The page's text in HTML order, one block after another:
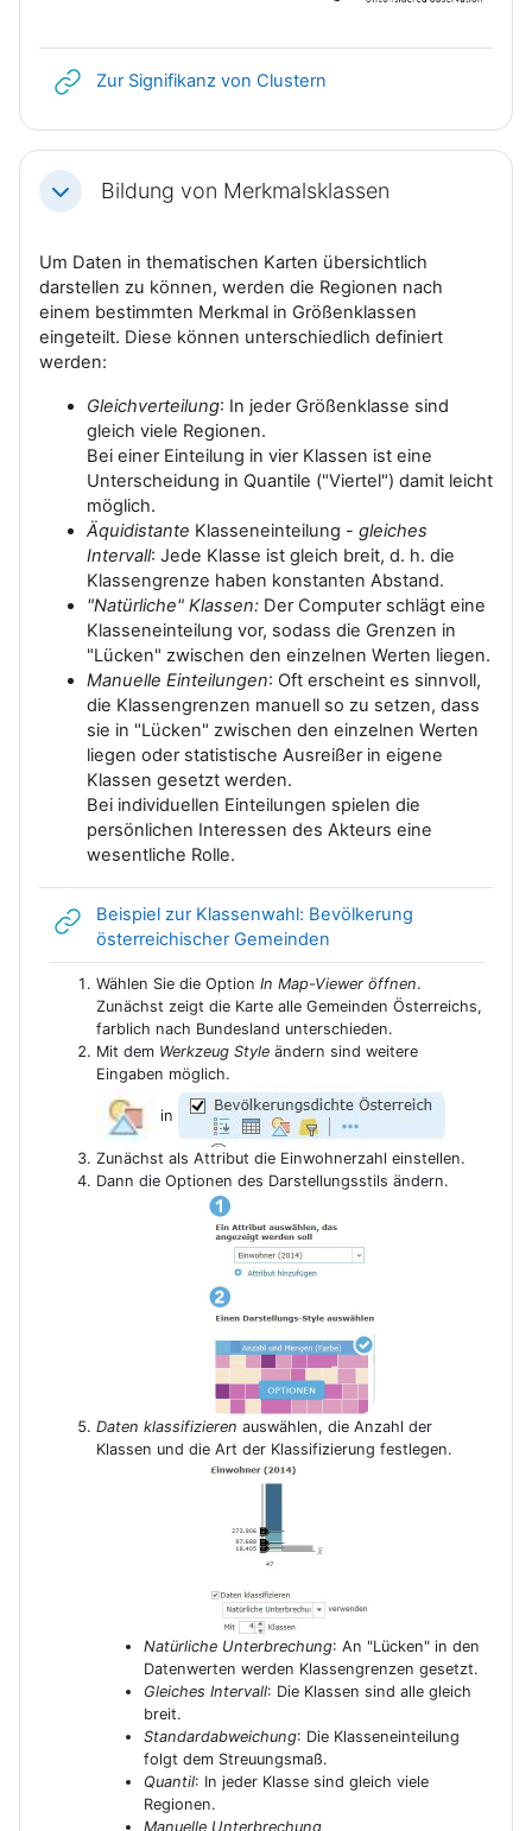
Zur Signifikanz von Clustern
EinklappenBildung von Merkmalsklassen
Um Daten in thematischen Karten übersichtlich
darstellen zu können, werden die Regionen nach
einem bestimmten Merkmal in Größenklassen
eingeteilt. Diese können unterschiedlich definiert
werden:
Gleichverteilung: In jeder Größenklasse sind
gleich viele Regionen.
Bei einer Einteilung in vier Klassen ist eine
Unterscheidung in Quantile ("Viertel") damit leicht
möglich.
Äquidistante Klasseneinteilung - gleiches
Intervall: Jede Klasse ist gleich breit, d. h. die
Klassengrenze haben konstanten Abstand.
"Natürliche" Klassen: Der Computer schlägt eine
Klasseneinteilung vor, sodass die Grenzen in
"Lücken" zwischen den einzelnen Werten liegen.
Manuelle Einteilungen: Oft erscheint es sinnvoll,
die Klassengrenzen manuell so zu setzen, dass
sie in "Lücken" zwischen den einzelnen Werten
liegen oder statistische Ausreißer in eigene
Klassen gesetzt werden.
Bei individuellen Einteilungen spielen die
persönlichen Interessen des Akteurs eine
wesentliche Rolle.
Beispiel zur Klassenwahl: Bevölkerung
österreichischer Gemeinden
Wählen Sie die Option In Map-Viewer öffnen.
Zunächst zeigt die Karte alle Gemeinden Österreichs,
farblich nach Bundesland unterschieden.
Mit dem Werkzeug Style ändern sind weitere
Eingaben möglich.
in
Zunächst als Attribut die Einwohnerzahl einstellen.
Dann die Optionen des Darstellungsstils ändern.
Daten klassifizieren auswählen, die Anzahl der
Klassen und die Art der Klassifizierung festlegen.
Natürliche Unterbrechung: An "Lücken" in den
Datenwerten werden Klassengrenzen gesetzt.
Gleiches Intervall: Die Klassen sind alle gleich
breit.
Standardabweichung: Die Klasseneinteilung
folgt dem Streuungsmaß.
Quantil: In jeder Klasse sind gleich viele
Regionen.
Manuelle Unterbrechung